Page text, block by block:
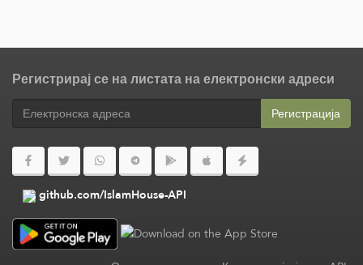
Регистрирај се на листата на електронски адреси
Регистрација
github.com/IslamHouse-API